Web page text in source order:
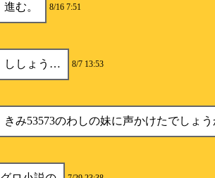
進む。 8/16 7:51
ししょう… 8/7 13:53
きみ53573のわしの妹に声かけたでしょ